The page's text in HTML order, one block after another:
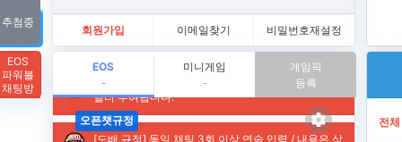
회원가입 이메일찾기 비밀번호재설정
EOS
-
미니게임
-
게임픽
등록
추첨중
EOS
파워볼
채팅방
전체